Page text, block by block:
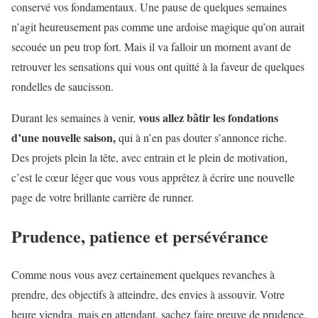
conservé vos fondamentaux. Une pause de quelques semaines
n’agit heureusement pas comme une ardoise magique qu’on aurait
secouée un peu trop fort. Mais il va falloir un moment avant de
retrouver les sensations qui vous ont quitté à la faveur de quelques
rondelles de saucisson.
Durant les semaines à venir, vous allez bâtir les fondations
d’une nouvelle saison,qui à n’en pas douter s’annonce riche.
Des projets plein la tête, avec entrain et le plein de motivation,
c’est le cœur léger que vous vous apprêtez à écrire une nouvelle
page de votre brillante carrière de runner.
Prudence, patience et persévérance
Comme nous vous avez certainement quelques revanches à
prendre, des objectifs à atteindre, des envies à assouvir. Votre
heure viendra, mais en attendant, sachez faire preuve de prudence,